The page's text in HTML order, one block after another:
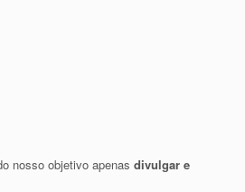
nosso objetivo apenasdivulgar e